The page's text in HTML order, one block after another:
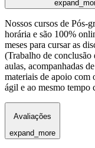
Nossos cursos de Pós-
horária e são 100%
meses para cursar as
(Trabalho de
aulas, acompanhadas
materiais de apoio com
ágil e ao mesmo tempo
Avaliações
expand_more